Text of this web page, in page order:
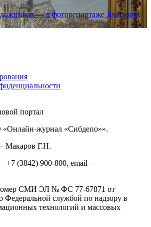
— в фоторепортаже Дмитрия
портал
журнал «Сибдепо»».
Макаров Г.Н.
+7 (3842) 900-800, email —
СМИ ЭЛ № ФС 77-67871 от
Федеральной службой по надзору в
технологий и массовых